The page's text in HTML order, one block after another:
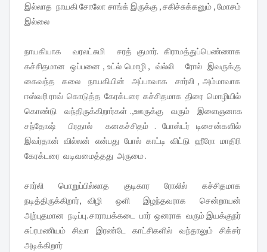
இல்லாத நாயகி சோலோ சாங்க் இருக்கு , சகிச்சுக்கனும் , மோசம்
இல்லை
நாயகியாக வரலட்சுமி சரத் குமார். கிராமத்துப்பெண்ணாக
கச்சிதமான ஒப்பனை , உட்ல் மொழி , வ்ல்லி ரோல் இவருக்கு
கைவந்த கலை நாயகியின் அப்பாவாக சார்லி , அம்மாவாக
ஈஸ்வரி ராவ் கொடுத்த கேரக்டரை கச்சிதமாக திரை மொழியில்
கொண்டு வந்திருக்கிறார்கள் .,ஊருக்கு வரும் இளைஞனாக
சந்தோஷ் பிரதால் கனகச்சிதம் . போஸ்டர் டிசைன்களில்
இவர்தான் வில்லன் என்பது போல் காட்டி விட்டு ஹீரோ மாதிரி
கேரக்டரை வடிவமைத்தது அருமை .
சார்லி பொறுப்பில்லாத குடிகார ரோலில் கச்சிதமாக
நடித்திருக்கிறார், விழி ஒளி இழந்தவராக சென்றாயன்
அற்புதமான நடிப்பு. சாராயக்கடை பார் ஒனராக வரும் இயக்குநர்
சுப்ரமணியம் சிவா இரண்டே காட்சிகளில் வந்தாலும் சிக்சர்
அடிக்கிறார்